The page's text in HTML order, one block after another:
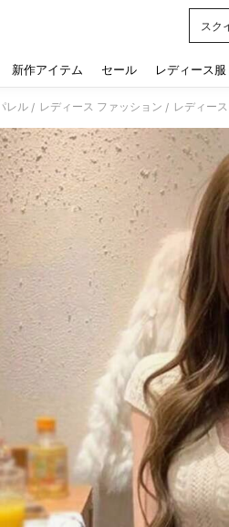
スク
新作アイテム セール レディース服
レル / レディース ファッション / レディー